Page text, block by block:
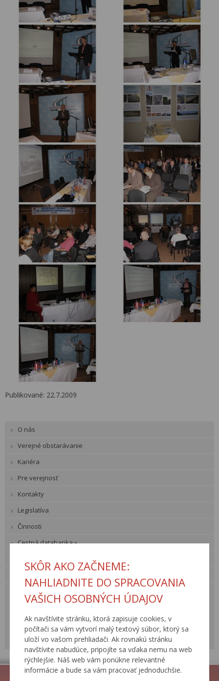
SKÔR AKO ZAČNEME:
NAHLIADNITE DO SPRACOVANIA
VAŠICH OSOBNÝCH ÚDAJOV
Ak navštívite stránku, ktorá zapisuje cookies, v
počítači sa vám vytvorí malý textový súbor, ktorý sa
uloží vo vašom prehliadači. Ak rovnakú stránku
navštívite nabudúce, pripojíte sa vďaka nemu na web
rýchlejšie. Náš web vám ponúkne relevantné
informácie a bude sa vám pracovať jednoduchšie.
Publikované: 22.7.2009
O nás
Verejné obstarávanie
Kariéra
Pre verejnosť
Kontakty
Legislatíva
Činnosti
Cestná databanka »
Technické predpisy rezortu
Cestársky deň
Cestná konferencia
Workshop pre správcov
Svetový cestný kongres